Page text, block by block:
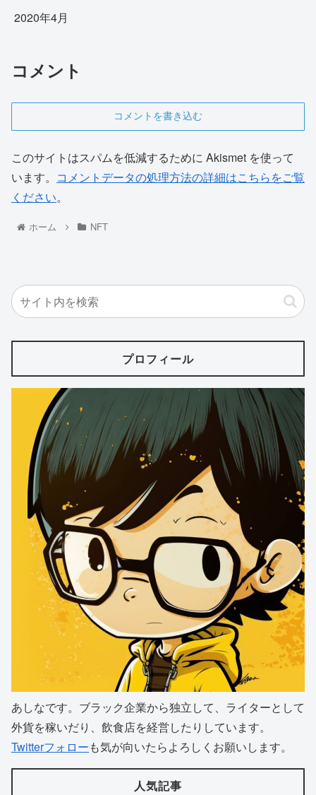
2020年4月
コメント
コメントを書き込む
このサイトはスパムを低減するために Akismet を使って
います。 コメントデータの処理方法の詳細はこちらをご覧
ください。
ホーム NFT
プロフィール
あしなです。ブラック企業から独立して、ライターとして
外貨を稼いだり、飲食店を経営したりしています。
Twitterフォローも気が向いたらよろしくお願いします。
人気記事